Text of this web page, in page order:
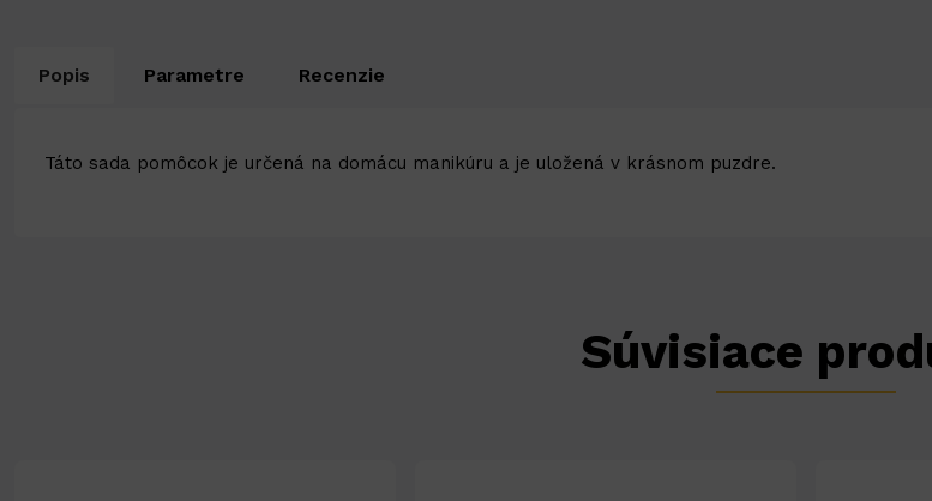
Popis Parametre Recenzie
Táto sada pomôcok je určená na domácu manikúru a je uložená v krásnom puzdre.
Súvisiace